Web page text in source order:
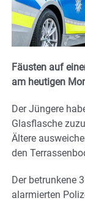
Fäusten auf
am heutigen
Der Jüngere
Glasflasche
Ältere
den
Der betrunkene
alarmierten